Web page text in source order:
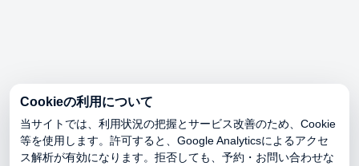
Cookieの利用について
当サイトでは、利用状況の把握とサービス改善のため、Cookie
等を使用します。許可すると、Google Analyticsによるアクセ
ス解析が有効になります。拒否しても、予約・お問い合わせな